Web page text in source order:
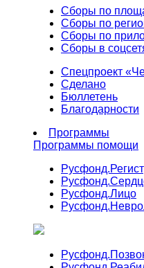
Сборы по
Сборы по
Сборы по
Сборы в
Спецпроект
Сделано
Бюллетень
Благодарности
Программы
Программы помощи
Русфонд.
Русфонд.
Русфонд.Лицо
Русфонд.
Русфонд.